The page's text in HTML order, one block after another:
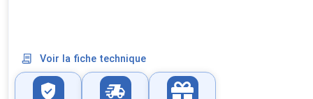
Voir la fiche technique